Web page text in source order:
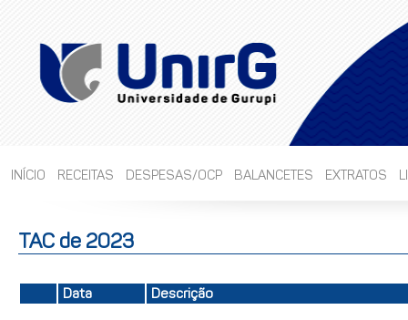
INÍCIO RECEITAS DESPESAS/OCP BALANCETES EXTRATOS
TAC de 2023
Data Descrição